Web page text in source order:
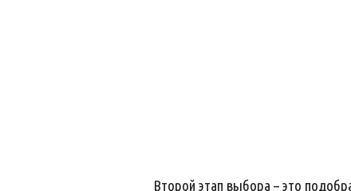
Второй этап выбора – это